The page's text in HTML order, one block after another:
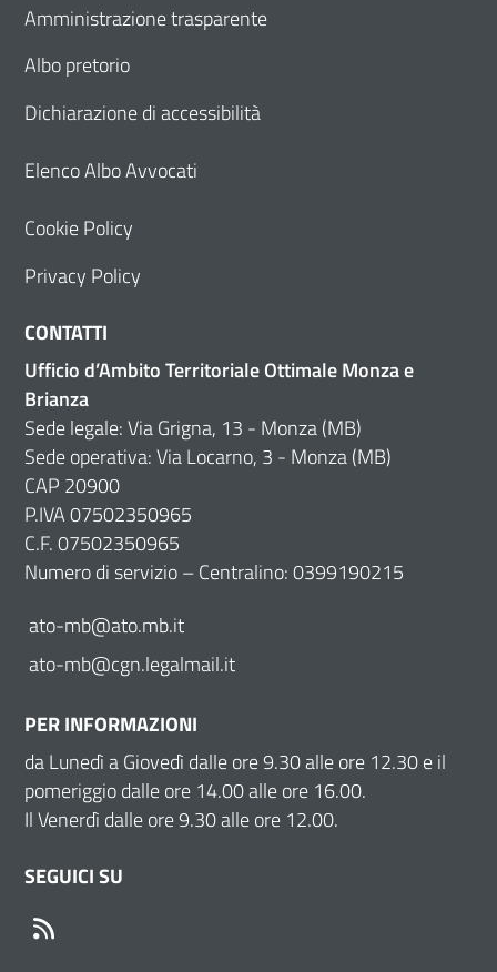
Amministrazione trasparente
Albo pretorio
Dichiarazione di accessibilità
Elenco Albo Avvocati
Cookie Policy
Privacy Policy
CONTATTI
Ufficio d’Ambito Territoriale Ottimale Monza e
Brianza
Sede legale: Via Grigna, 13 - Monza (MB)
Sede operativa: Via Locarno, 3 - Monza (MB)
CAP 20900
P.IVA 07502350965
C.F. 07502350965
Numero di servizio – Centralino: 0399190215
ato-mb@ato.mb.it
ato-mb@cgn.legalmail.it
PER INFORMAZIONI
da Lunedì a Giovedì dalle ore 9.30 alle ore 12.30 e il
pomeriggio dalle ore 14.00 alle ore 16.00.
Il Venerdì dalle ore 9.30 alle ore 12.00.
SEGUICI SU